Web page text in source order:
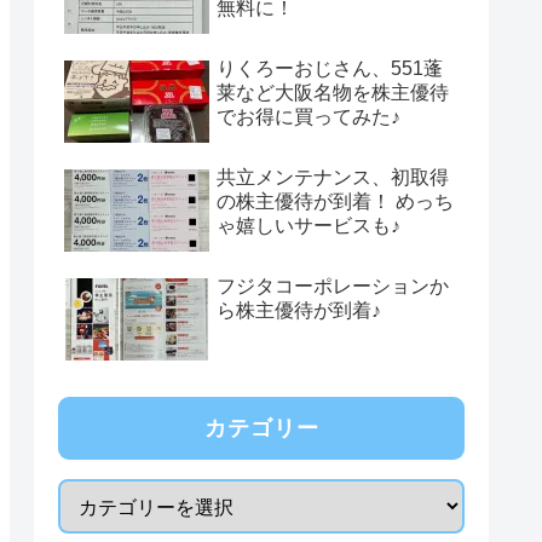
無料に！
りくろーおじさん、551蓬
莱など大阪名物を株主優待
でお得に買ってみた♪
共立メンテナンス、初取得
の株主優待が到着！ めっち
ゃ嬉しいサービスも♪
フジタコーポレーションか
ら株主優待が到着♪
カテゴリー